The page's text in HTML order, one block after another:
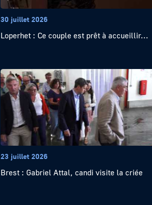
30 juillet 2026
Loperhet : Ce couple est prêt à accueillir...
23 juillet 2026
Brest : Gabriel Attal, candi visite la criée